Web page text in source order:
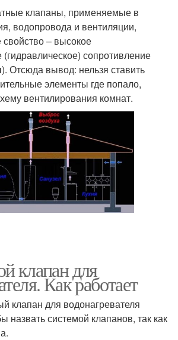
клапаны, применяемые в
водопровода и вентиляции,
– высокое
сопротивление
Отсюда вывод: нельзя ставить
элементы где попало,
вентилирования комнат.
клапан для
Как работает
клапан для водонагревателя
назвать системой клапанов, так как